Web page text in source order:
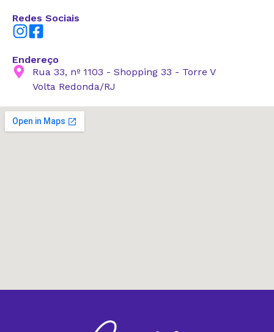
Redes Sociais
Endereço
Rua 33, nº 1103 - Shopping 33 - Torre V
Volta Redonda/RJ